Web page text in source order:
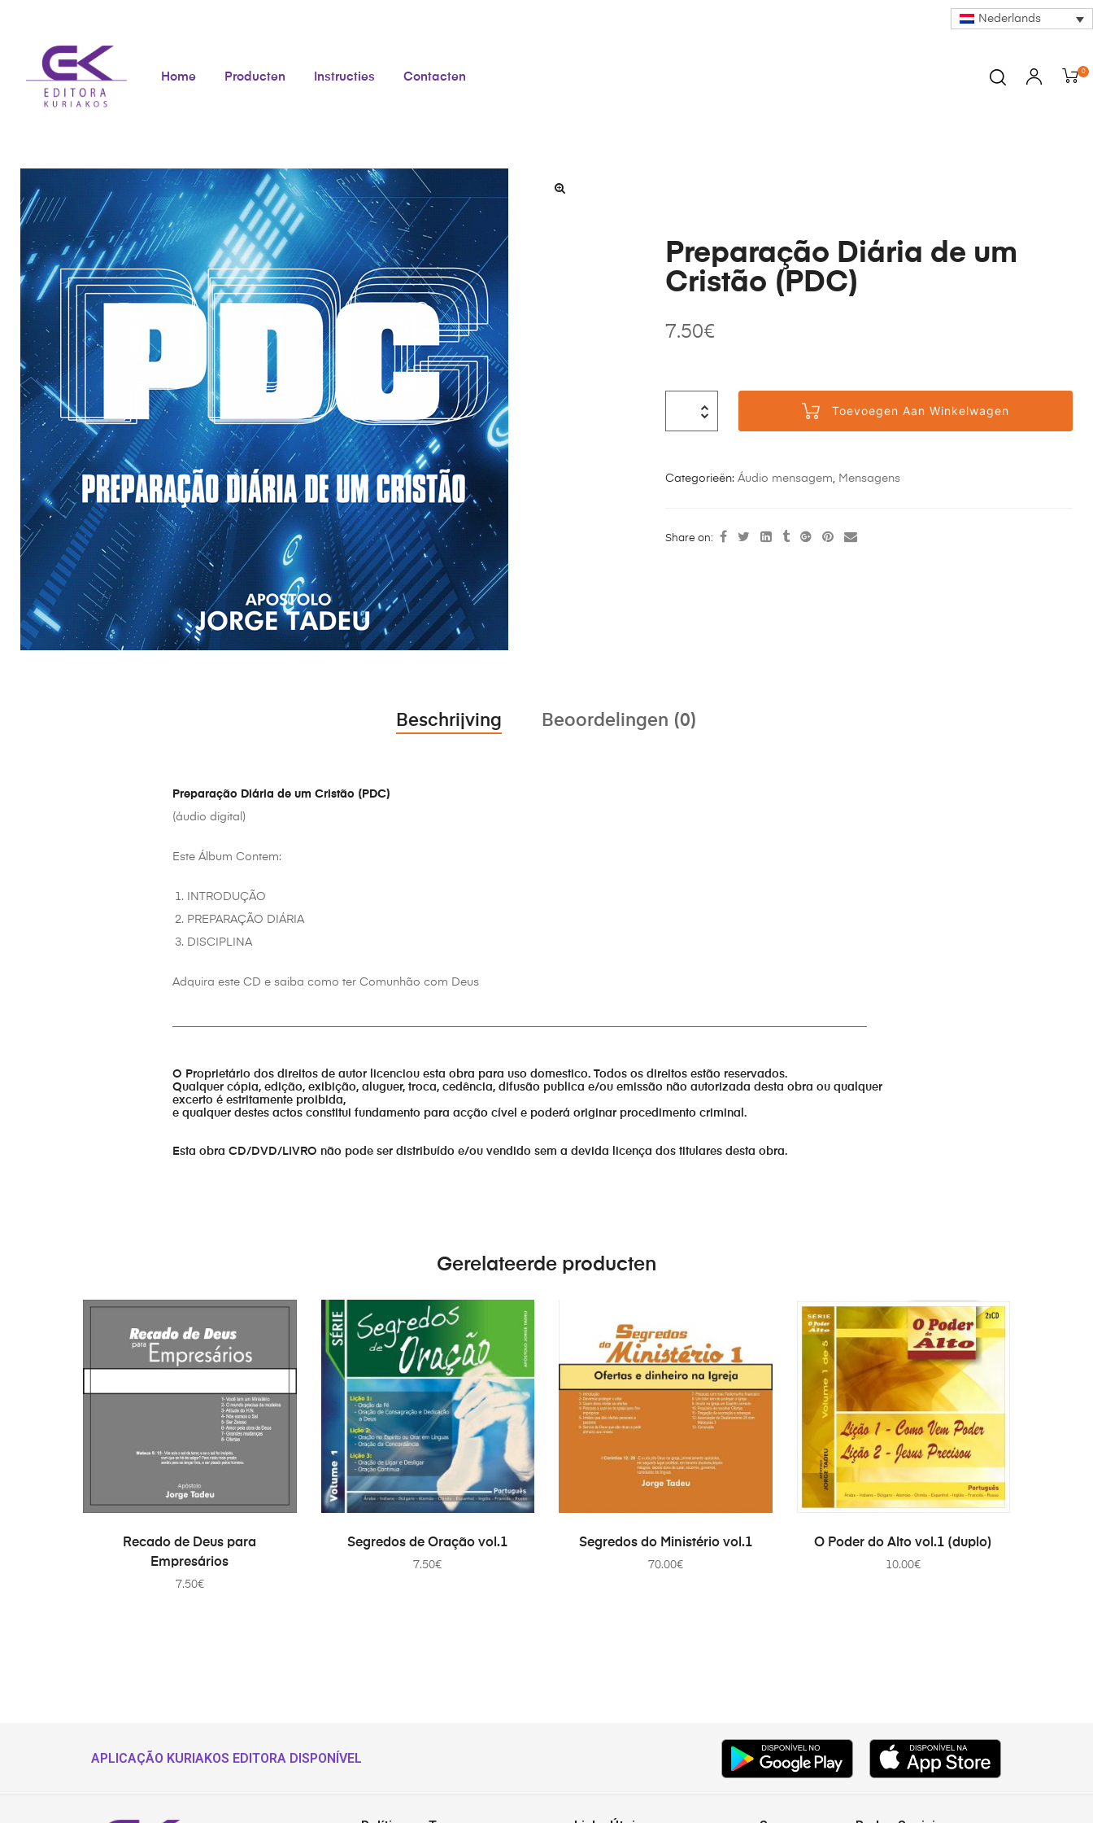
Nederlands
Home Producten Instructies Contacten 0
Preparação Diária de um
Cristão (PDC)
7.50€
Toevoegen Aan Winkelwagen
Categorieën: Áudio mensagem Mensagens
Share on:
Beschrijving Beoordelingen (0)
Preparação Diária de um Cristão (PDC)
(áudio digital)
Este Álbum Contem:
INTRODUÇÃO
PREPARAÇÃO DIÁRIA
DISCIPLINA
Adquira este CD e saiba como ter Comunhão com Deus
O Proprietário dos direitos de autor licenciou esta obra para uso domestico. Todos os direitos estão reservados.
Qualquer cópia, edição, exibição, aluguer, troca, cedência, difusão publica e/ou emissão não autorizada desta obra ou qualquer
excerto é estritamente proibida,
e qualquer destes actos constitui fundamento para acção cível e poderá originar procedimento criminal.
Esta obra CD/DVD/LIVRO não pode ser distribuído e/ou vendido sem a devida licença dos titulares desta obra.
Gerelateerde producten
TOEVOEGEN AAN WINKELWAGEN
Recado de Deus para
Empresários
7.50€
TOEVOEGEN AAN WINKELWAGEN
Segredos de Oração vol.1
7.50€
TOEVOEGEN AAN WINKELWAGEN
Segredos do Ministério vol.1
70.00€
TOEVOEGEN AAN WINKELWAGEN
O Poder do Alto vol.1 (duplo)
10.00€
APLICAÇÃO KURIAKOS EDITORA DISPONÍVEL